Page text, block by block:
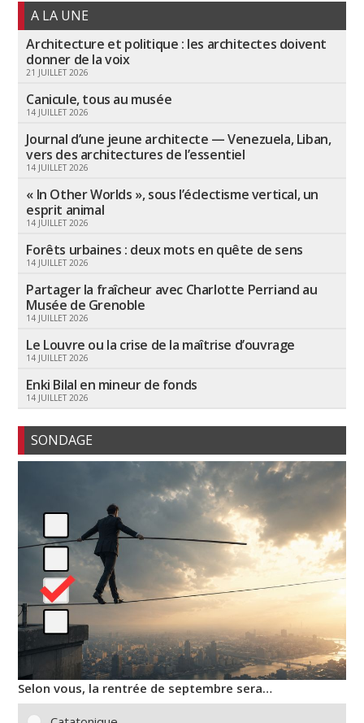
A LA UNE
Architecture et politique : les architectes doivent
donner de la voix
21 JUILLET 2026
Canicule, tous au musée
14 JUILLET 2026
Journal d’une jeune architecte — Venezuela, Liban,
vers des architectures de l’essentiel
14 JUILLET 2026
« In Other Worlds », sous l’éclectisme vertical, un
esprit animal
14 JUILLET 2026
Forêts urbaines : deux mots en quête de sens
14 JUILLET 2026
Partager la fraîcheur avec Charlotte Perriand au
Musée de Grenoble
14 JUILLET 2026
Le Louvre ou la crise de la maîtrise d’ouvrage
14 JUILLET 2026
Enki Bilal en mineur de fonds
14 JUILLET 2026
SONDAGE
Selon vous, la rentrée de septembre sera…